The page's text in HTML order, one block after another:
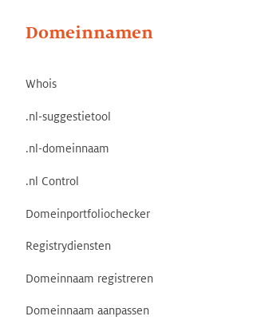
Domeinnamen
Whois
.nl-suggestietool
.nl-domeinnaam
.nl Control
Domeinportfoliochecker
Registrydiensten
Domeinnaam registreren
Domeinnaam aanpassen